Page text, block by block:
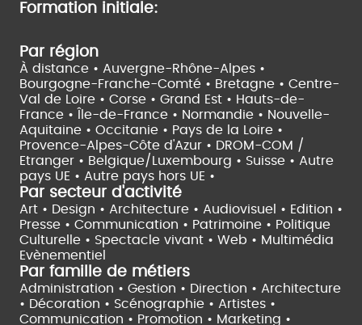
Formation initiale:
Par région
À distance • Auvergne-Rhône-Alpes •
Bourgogne-Franche-Comté • Bretagne • Centre-
Val de Loire • Corse • Grand Est • Hauts-de-
France •
Île-de-France • Normandie • Nouvelle-
Aquitaine • Occitanie • Pays de la Loire •
Provence-Alpes-Côte d'Azur • DROM-COM /
Etranger • Belgique/Luxembourg • Suisse • Autre
pays UE • Autre pays hors UE •
Par secteur d'activité
Art • Design • Architecture • Audiovisuel • Edition •
Presse • Communication • Patrimoine • Politique
Culturelle • Spectacle vivant • Web • Multimédia
Evènementiel
Par famille de métiers
Administration • Gestion • Direction • Architecture
• Décoration • Scénographie • Artistes •
Communication • Promotion • Marketing •